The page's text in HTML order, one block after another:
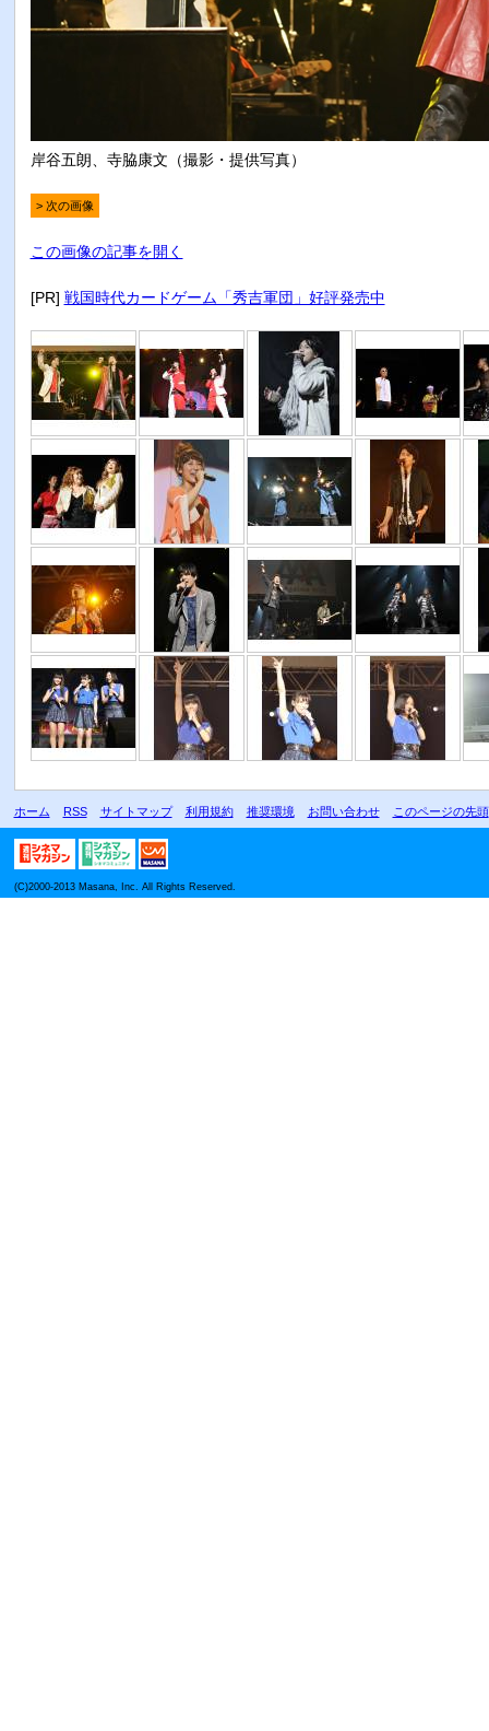
岸谷五朗、寺脇康文（撮影・提供写真）
> 次の画像
この画像の記事を開く
[PR] 戦国時代カードゲーム「秀吉軍団」好評発売中
ホーム RSS サイトマップ 利用規約 推奨環境 お問い合わせ このページの先頭
(C)2000-2013 Masana, Inc. All Rights Reserved.